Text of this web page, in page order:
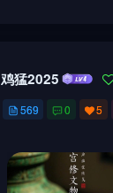
鸡猛2025
569 0 5